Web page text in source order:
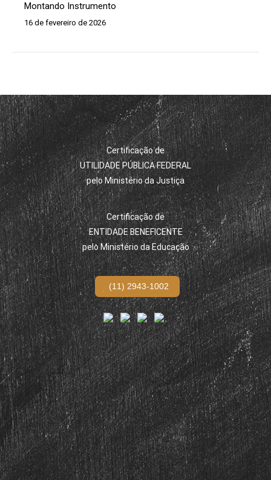
Montando Instrumento
16 de fevereiro de 2026
Certificação de
UTILIDADE PÚBLICA FEDERAL
pelo Ministério da Justiça
Certificação de
ENTIDADE BENEFICENTE
pelo Ministério da Educação
(11) 2943-1002